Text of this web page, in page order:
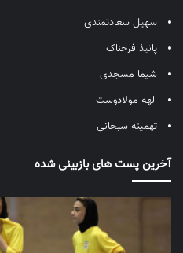
سهیل سعادتمندی
پانیذ فرحناک
شیما مسجدی
الهه مولادوست
تهمینه سبحانی
آخرین پست های بازبینی شده